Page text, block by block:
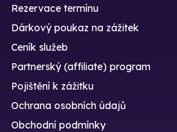
Rezervace termínu
Dárkový poukaz na zážitek
Ceník služeb
Partnerský (affiliate) program
Pojištění k zážitku
Ochrana osobních údajů
Obchodní podmínky